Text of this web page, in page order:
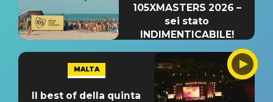
105XMASTERS 2026 –
sei stato
INDIMENTICABILE!
MALTA
Il best of della quinta